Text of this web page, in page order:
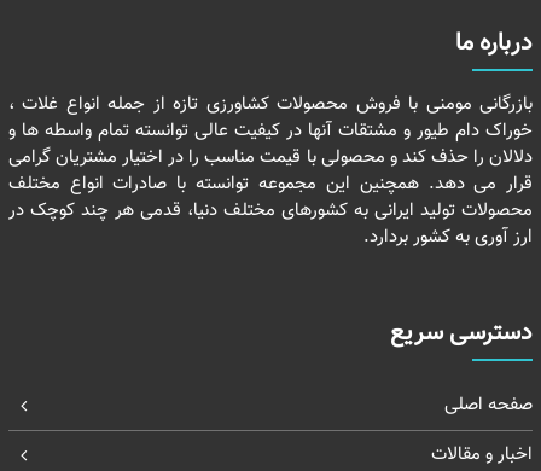
درباره ما
بازرگانی مومنی با فروش محصولات کشاورزی تازه از جمله انواع غلات ،
خوراک دام طیور و مشتقات آنها در کیفیت عالی توانسته تمام واسطه ها و
دلالان را حذف کند و محصولی با قیمت مناسب را در اختیار مشتریان گرامی
قرار می دهد. همچنین این مجموعه توانسته با صادرات انواع مختلف
محصولات تولید ایرانی به کشورهای مختلف دنیا، قدمی هر چند کوچک در
ارز آوری به کشور بردارد.
دسترسی سریع
صفحه اصلی
اخبار و مقالات